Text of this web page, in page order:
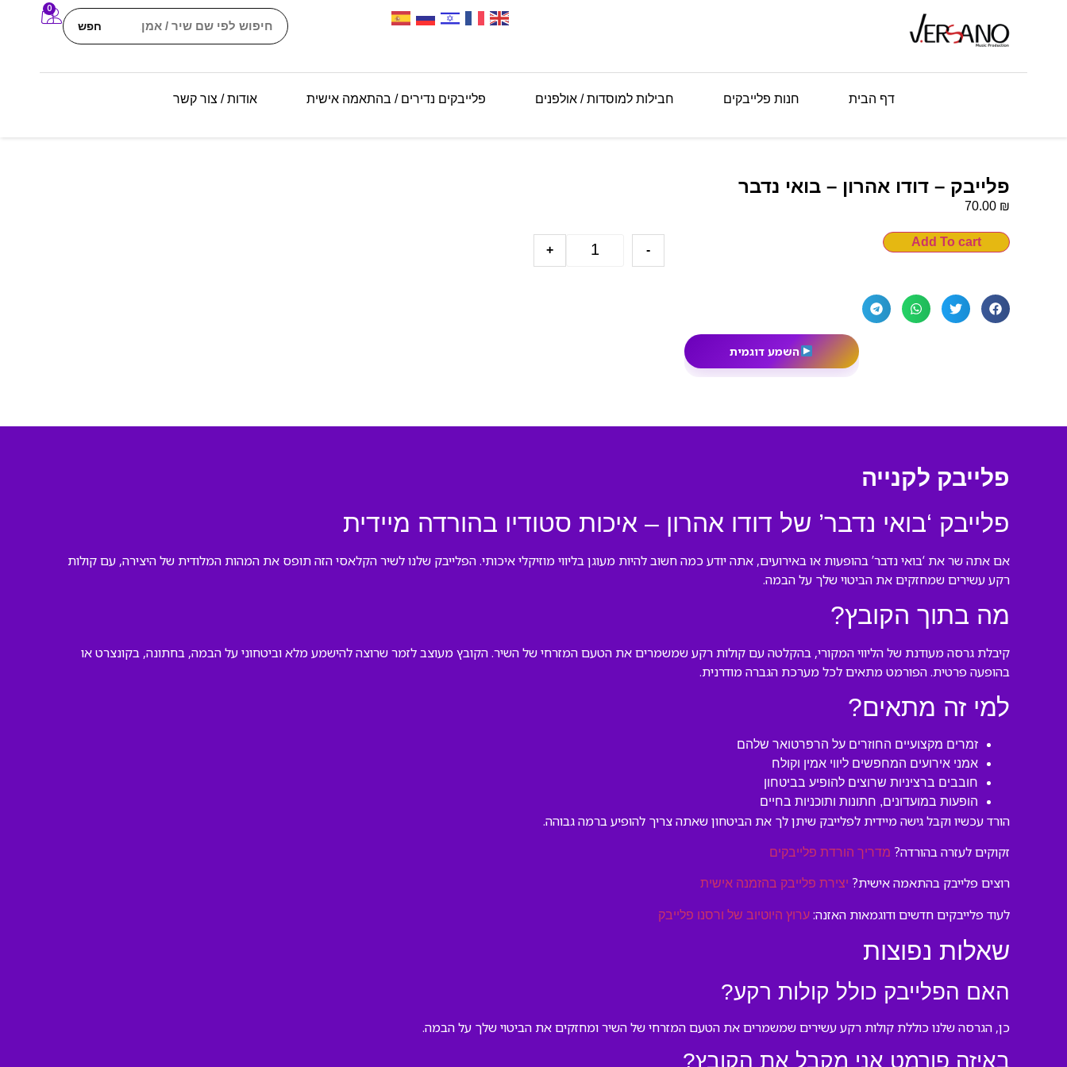
חפש
0
דף הבית חנות פלייבקים חבילות למוסדות / אולפנים פלייבקים נדירים / בהתאמה אישית אודות / צור קשר
פלייבק – דודו אהרון – בואי נדבר
70.00 ₪
-
+
Add To cart
השמע דוגמית
פלייבק לקנייה
פלייבק ‘בואי נדבר’ של דודו אהרון – איכות סטודיו בהורדה מיידית
אם אתה שר את ‘בואי נדבר’ בהופעות או באירועים, אתה יודע כמה חשוב להיות מעוגן בליווי מוזיקלי איכותי. הפלייבק שלנו לשיר הקלאסי הזה תופס את המהות המלודית של היצירה, עם קולות
רקע עשירים שמחזקים את הביטוי שלך על הבמה.
מה בתוך הקובץ?
קיבלת גרסה מעודנת של הליווי המקורי, בהקלטה עם קולות רקע שמשמרים את הטעם המזרחי של השיר. הקובץ מעוצב לזמר שרוצה להישמע מלא וביטחוני על הבמה, בחתונה, בקונצרט או
בהופעה פרטית. הפורמט מתאים לכל מערכת הגברה מודרנית.
למי זה מתאים?
זמרים מקצועיים החוזרים על הרפרטואר שלהם
אמני אירועים המחפשים ליווי אמין וקולח
חובבים ברציניות שרוצים להופיע בביטחון
הופעות במועדונים, חתונות ותוכניות בחיים
הורד עכשיו וקבל גישה מיידית לפלייבק שיתן לך את הביטחון שאתה צריך להופיע ברמה גבוהה.
זקוקים לעזרה בהורדה? מדריך הורדת פלייבקים
רוצים פלייבק בהתאמה אישית? יצירת פלייבק בהזמנה אישית
לעוד פלייבקים חדשים ודוגמאות האזנה: ערוץ היוטיוב של ורסנו פלייבק
שאלות נפוצות
האם הפלייבק כולל קולות רקע?
כן, הגרסה שלנו כוללת קולות רקע עשירים שמשמרים את הטעם המזרחי של השיר ומחזקים את הביטוי שלך על הבמה.
באיזה פורמט אני מקבל את הקובץ?